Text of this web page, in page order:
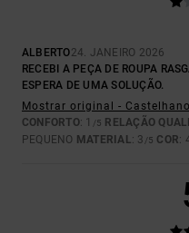
ALBERTO24. JANEIRO 2026
RECEBI A PEÇA DE ROUPA
ESPERA DE UMA SOLUÇÃO.
Mostrar original - Castelhano
CONFORTO: 1 /5 RELAÇÃO
PEQUENO MATERIAL: 3 /5 COR: